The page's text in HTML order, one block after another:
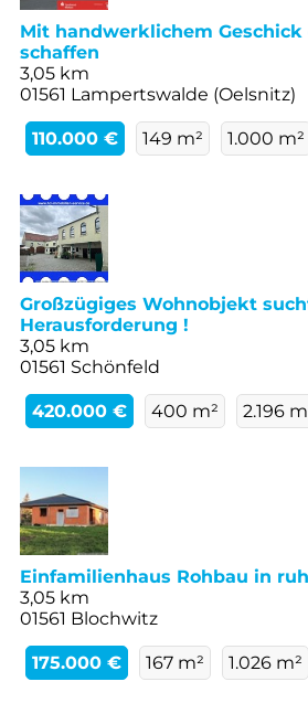
Mit handwerklichem Geschick
schaffen
3,05 km
01561 Lampertswalde (Oelsnitz)
110.000 € 149 m² 1.000 m²
Großzügiges Wohnobjekt
Herausforderung !
3,05 km
01561 Schönfeld
420.000 € 400 m² 2.196
Einfamilienhaus Rohbau in
3,05 km
01561 Blochwitz
175.000 € 167 m² 1.026 m²